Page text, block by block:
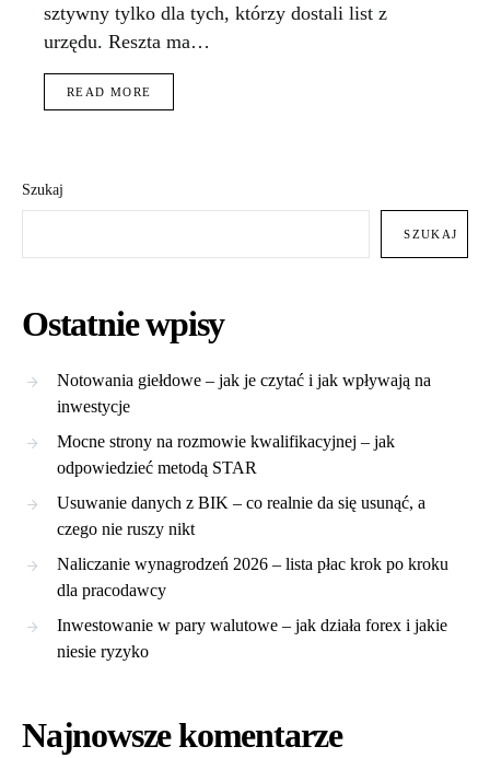
sztywny tylko dla tych, którzy dostali list z
urzędu. Reszta ma…
READ MORE
Szukaj
SZUKAJ
Ostatnie wpisy
Notowania giełdowe – jak je czytać i jak wpływają na
inwestycje
Mocne strony na rozmowie kwalifikacyjnej – jak
odpowiedzieć metodą STAR
Usuwanie danych z BIK – co realnie da się usunąć, a
czego nie ruszy nikt
Naliczanie wynagrodzeń 2026 – lista płac krok po kroku
dla pracodawcy
Inwestowanie w pary walutowe – jak działa forex i jakie
niesie ryzyko
Najnowsze komentarze